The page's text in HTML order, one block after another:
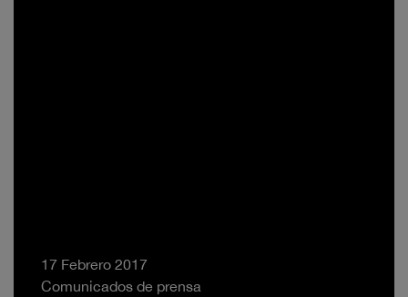
17 Febrero 2017
Comunicados de prensa